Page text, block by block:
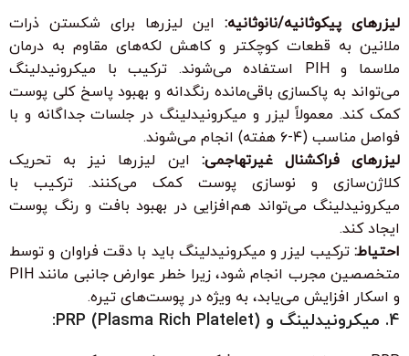
لیزرهای پیکوثانیه/نانوثانیه: این لیزرها برای شکستن ذرات
ملانین به قطعات کوچکتر و کاهش لکه‌های مقاوم به درمان
ملاسما و PIH استفاده می‌شوند. ترکیب با میکرونیدلینگ
می‌تواند به پاکسازی باقی‌مانده رنگدانه و بهبود پاسخ کلی پوست
کمک کند. معمولاً لیزر و میکرونیدلینگ در جلسات جداگانه و با
فواصل مناسب (۴-۶ هفته) انجام می‌شوند.
لیزرهای فراکشنال غیرتهاجمی: این لیزرها نیز به تحریک
کلاژن‌سازی و نوسازی پوست کمک می‌کنند. ترکیب با
میکرونیدلینگ می‌تواند هم‌افزایی در بهبود بافت و رنگ پوست
ایجاد کند.
احتیاط: ترکیب لیزر و میکرونیدلینگ باید با دقت فراوان و توسط
متخصصین مجرب انجام شود، زیرا خطر عوارض جانبی مانند PIH
و اسکار افزایش می‌یابد، به ویژه در پوست‌های تیره.
4. میکرونیدلینگ و PRP (Plasma Rich Platelet):